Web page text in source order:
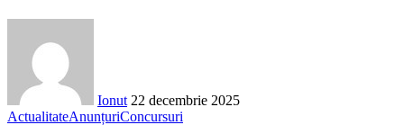
Ionut 22 decembrie 2025
ActualitateAnunțuriConcursuri